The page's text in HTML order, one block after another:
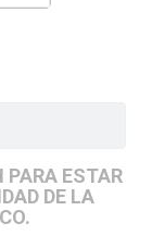
PARA ESTAR
DE LA